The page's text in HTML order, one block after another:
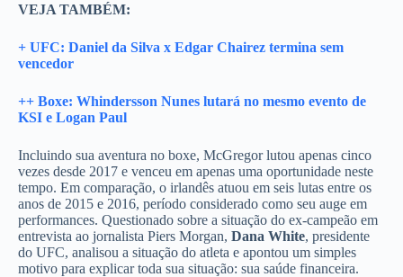
VEJA TAMBÉM:
+ UFC: Daniel da Silva x Edgar Chairez termina sem
vencedor
++ Boxe: Whindersson Nunes lutará no mesmo evento de
KSI e Logan Paul
Incluindo sua aventura no boxe, McGregor lutou apenas cinco
vezes desde 2017 e venceu em apenas uma oportunidade neste
tempo. Em comparação, o irlandês atuou em seis lutas entre os
anos de 2015 e 2016, período considerado como seu auge em
performances. Questionado sobre a situação do ex-campeão em
entrevista ao jornalista Piers Morgan, Dana White, presidente
do UFC, analisou a situação do atleta e apontou um simples
motivo para explicar toda sua situação: sua saúde financeira.